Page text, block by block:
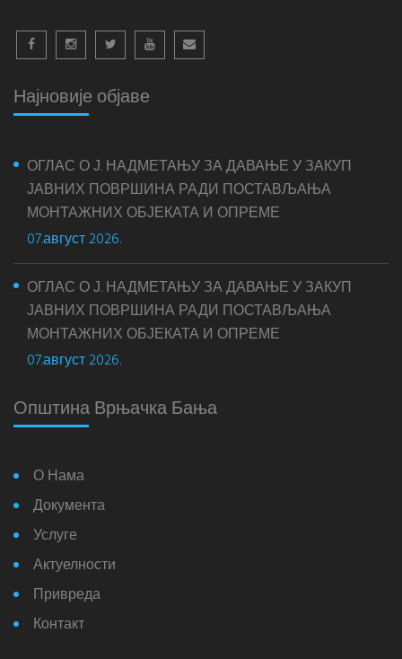
Најновије објаве
ОГЛАС О Ј. НАДМЕТАЊУ ЗА ДАВАЊЕ У ЗАКУП
ЈАВНИХ ПОВРШИНА РАДИ ПОСТАВЉАЊА
МОНТАЖНИХ ОБЈЕКАТА И ОПРЕМЕ
07.август 2026.
ОГЛАС О Ј. НАДМЕТАЊУ ЗА ДАВАЊЕ У ЗАКУП
ЈАВНИХ ПОВРШИНА РАДИ ПОСТАВЉАЊА
МОНТАЖНИХ ОБЈЕКАТА И ОПРЕМЕ
07.август 2026.
Општина Врњачка Бања
О Нама
Документа
Услуге
Актуелности
Привреда
Контакт